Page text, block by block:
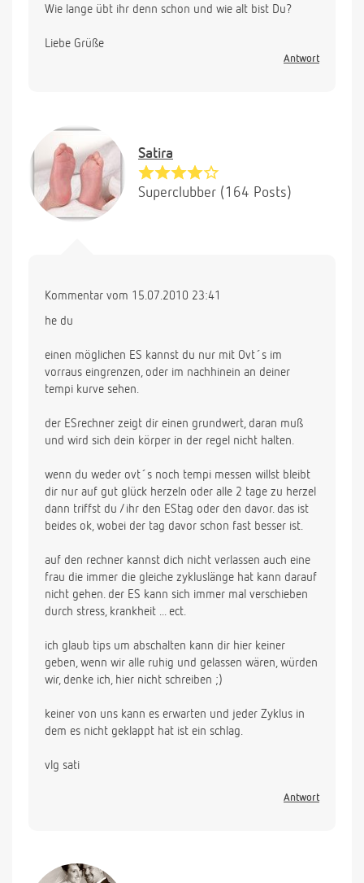
Wie lange übt ihr denn schon und wie alt bist Du?
Liebe Grüße
Antwort
Satira
Superclubber (164 Posts)
Kommentar vom 15.07.2010 23:41
he du
einen möglichen ES kannst du nur mit Ovt´s im
vorraus eingrenzen, oder im nachhinein an deiner
tempi kurve sehen.
der ESrechner zeigt dir einen grundwert, daran muß
und wird sich dein körper in der regel nicht halten.
wenn du weder ovt´s noch tempi messen willst bleibt
dir nur auf gut glück herzeln oder alle 2 tage zu herzel
dann triffst du /ihr den EStag oder den davor. das ist
beides ok, wobei der tag davor schon fast besser ist.
auf den rechner kannst dich nicht verlassen auch eine
frau die immer die gleiche zykluslänge hat kann darauf
nicht gehen. der ES kann sich immer mal verschieben
durch stress, krankheit ... ect.
ich glaub tips um abschalten kann dir hier keiner
geben, wenn wir alle ruhig und gelassen wären, würden
wir, denke ich, hier nicht schreiben ;)
keiner von uns kann es erwarten und jeder Zyklus in
dem es nicht geklappt hat ist ein schlag.
vlg sati
Antwort